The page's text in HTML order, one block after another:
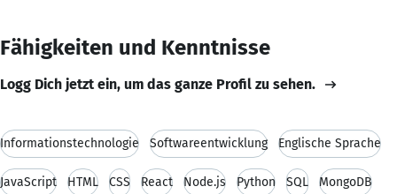
Fähigkeiten und Kenntnisse
Logg Dich jetzt ein, um das ganze Profil zu sehen.
Informationstechnologie Softwareentwicklung Englische Sprache
JavaScript HTML CSS React Node.js Python SQL MongoDB